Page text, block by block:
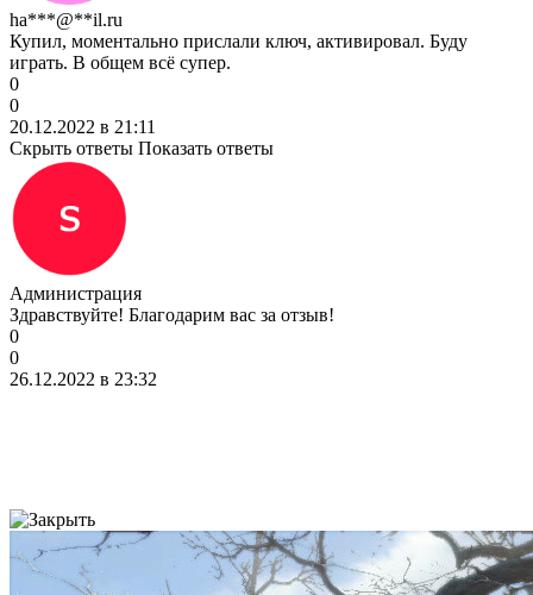
ha***@**il.ru
Купил, моментально прислали ключ, активировал. Буду
играть. В общем всё супер.
0
0
20.12.2022 в 21:11
Скрыть ответы Показать ответы
Администрация
Здравствуйте! Благодарим вас за отзыв!
0
0
26.12.2022 в 23:32